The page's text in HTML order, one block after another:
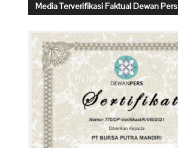
Media Terverifikasi Faktual Dewan Pers